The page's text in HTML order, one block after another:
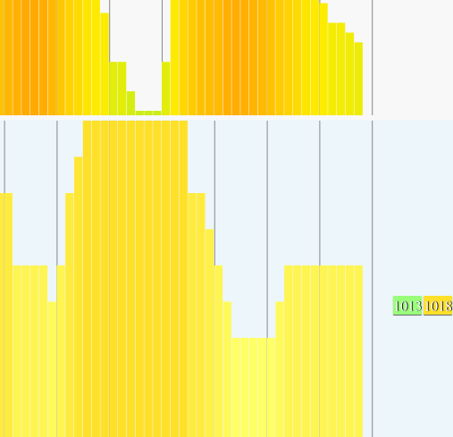
10131018